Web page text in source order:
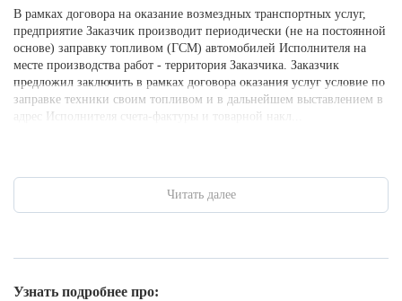
В рамках договора на оказание возмездных транспортных услуг,
предприятие Заказчик производит периодически (не на постоянной
основе) заправку топливом (ГСМ) автомобилей Исполнителя на
месте производства работ - территория Заказчика. Заказчик
предложил заключить в рамках договора оказания услуг условие по
заправке техники своим топливом и в дальнейшем выставлением в
адрес Исполнителя счета-фактуры и товарной накл...
Читать далее
Узнать подробнее про: